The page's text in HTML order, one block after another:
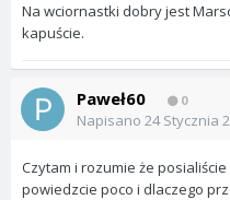
Na wciornastki dobry jest
kapuście.
Paweł60 0
Napisano 24 Stycznia
Czytam i rozumie że
powiedzcie poco i dlaczego